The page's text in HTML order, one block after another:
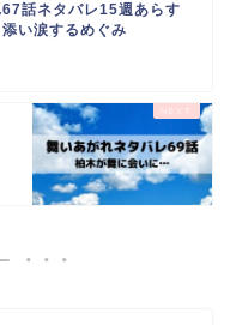
67話ネタバレ15週あらす
い涙するめぐみ